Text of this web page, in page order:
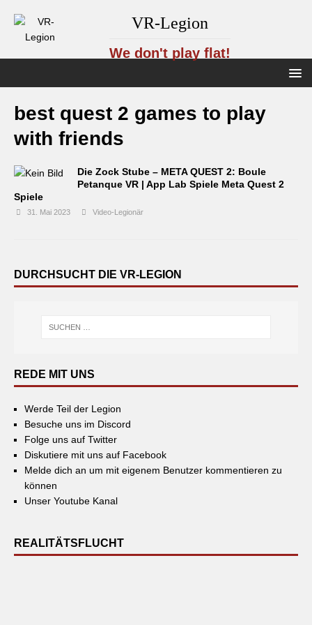
VR-Legion
We don't play flat!
best quest 2 games to play
with friends
Die Zock Stube – META QUEST 2: Boule
Petanque VR | App Lab Spiele Meta Quest 2
Spiele
31. Mai 2023 Video-Legionär
DURCHSUCHT DIE VR-LEGION
REDE MIT UNS
Werde Teil der Legion
Besuche uns im Discord
Folge uns auf Twitter
Diskutiere mit uns auf Facebook
Melde dich an um mit eigenem Benutzer kommentieren zu
können
Unser Youtube Kanal
REALITÄTSFLUCHT